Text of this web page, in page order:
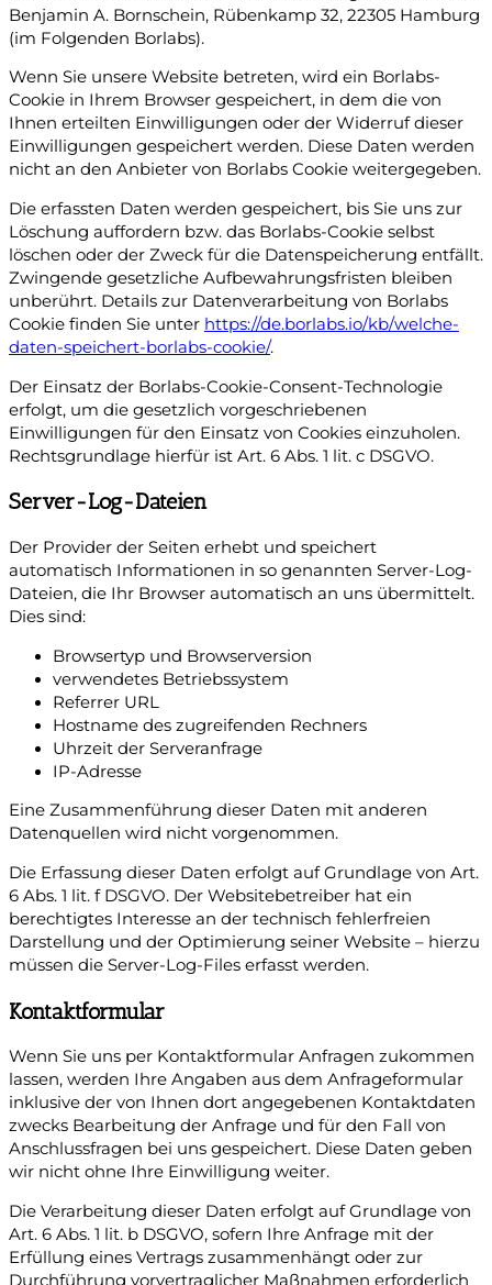
Benjamin A. Bornschein, Rübenkamp 32, 22305 Hamburg
(im Folgenden Borlabs).
Wenn Sie unsere Website betreten, wird ein Borlabs-
Cookie in Ihrem Browser gespeichert, in dem die von
Ihnen erteilten Einwilligungen oder der Widerruf dieser
Einwilligungen gespeichert werden. Diese Daten werden
nicht an den Anbieter von Borlabs Cookie weitergegeben.
Die erfassten Daten werden gespeichert, bis Sie uns zur
Löschung auffordern bzw. das Borlabs-Cookie selbst
löschen oder der Zweck für die Datenspeicherung entfällt.
Zwingende gesetzliche Aufbewahrungsfristen bleiben
unberührt. Details zur Datenverarbeitung von Borlabs
Cookie finden Sie unter https://de.borlabs.io/kb/welche-
daten-speichert-borlabs-cookie/.
Der Einsatz der Borlabs-Cookie-Consent-Technologie
erfolgt, um die gesetzlich vorgeschriebenen
Einwilligungen für den Einsatz von Cookies einzuholen.
Rechtsgrundlage hierfür ist Art. 6 Abs. 1 lit. c DSGVO.
Server-Log-Dateien
Der Provider der Seiten erhebt und speichert
automatisch Informationen in so genannten Server-Log-
Dateien, die Ihr Browser automatisch an uns übermittelt.
Dies sind:
Browsertyp und Browserversion
verwendetes Betriebssystem
Referrer URL
Hostname des zugreifenden Rechners
Uhrzeit der Serveranfrage
IP-Adresse
Eine Zusammenführung dieser Daten mit anderen
Datenquellen wird nicht vorgenommen.
Die Erfassung dieser Daten erfolgt auf Grundlage von Art.
6 Abs. 1 lit. f DSGVO. Der Websitebetreiber hat ein
berechtigtes Interesse an der technisch fehlerfreien
Darstellung und der Optimierung seiner Website – hierzu
müssen die Server-Log-Files erfasst werden.
Kontaktformular
Wenn Sie uns per Kontaktformular Anfragen zukommen
lassen, werden Ihre Angaben aus dem Anfrageformular
inklusive der von Ihnen dort angegebenen Kontaktdaten
zwecks Bearbeitung der Anfrage und für den Fall von
Anschlussfragen bei uns gespeichert. Diese Daten geben
wir nicht ohne Ihre Einwilligung weiter.
Die Verarbeitung dieser Daten erfolgt auf Grundlage von
Art. 6 Abs. 1 lit. b DSGVO, sofern Ihre Anfrage mit der
Erfüllung eines Vertrags zusammenhängt oder zur
Durchführung vorvertraglicher Maßnahmen erforderlich